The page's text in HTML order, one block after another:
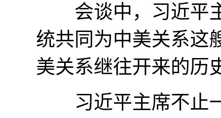
会谈中，习近平主
统共同为中美关系这
美关系继往开来的历
习近平主席不止一